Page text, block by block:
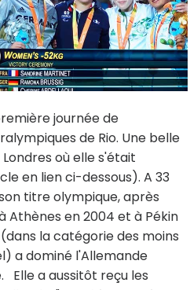
journée de
de Rio. Une belle
où elle s'était
en lien ci-dessous). A 33
titre olympique, après
en 2004 et à Pékin
la catégorie des moins
a dominé l'Allemande
Elle a aussitôt reçu les